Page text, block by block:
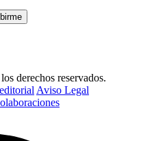
derechos reservados.
Aviso Legal